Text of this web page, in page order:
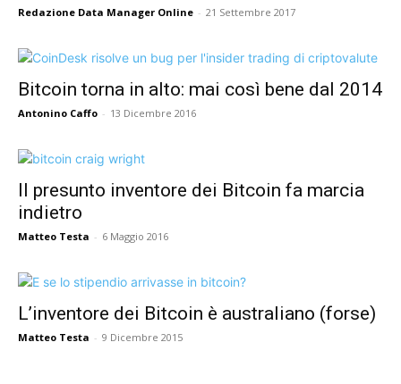
Redazione Data Manager Online - 21 Settembre 2017
Bitcoin torna in alto: mai così bene dal 2014
Antonino Caffo - 13 Dicembre 2016
Il presunto inventore dei Bitcoin fa marcia
indietro
Matteo Testa - 6 Maggio 2016
L’inventore dei Bitcoin è australiano (forse)
Matteo Testa - 9 Dicembre 2015